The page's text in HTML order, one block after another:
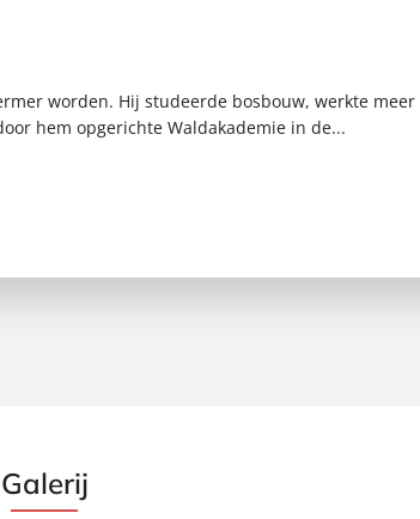
worden. Hij studeerde bosbouw, werkte
hem opgerichte Waldakademie in de...
Galerij